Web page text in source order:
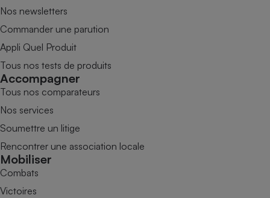
Nos newsletters
Commander une parution
Appli Quel Produit
Tous nos tests de produits
Accompagner
Tous nos comparateurs
Nos services
Soumettre un litige
Rencontrer une association locale
Mobiliser
Combats
Victoires